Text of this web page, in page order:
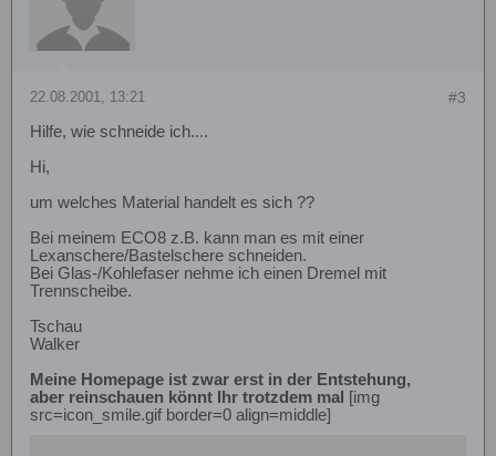
#3
22.08.2001, 13:21
Hilfe, wie schneide ich....
Hi,
um welches Material handelt es sich ??
Bei meinem ECO8 z.B. kann man es mit einer
Lexanschere/Bastelschere schneiden.
Bei Glas-/Kohlefaser nehme ich einen Dremel mit
Trennscheibe.
Tschau
Walker
Meine Homepage ist zwar erst in der Entstehung,
aber reinschauen könnt Ihr trotzdem mal [img
src=icon_smile.gif border=0 align=middle]